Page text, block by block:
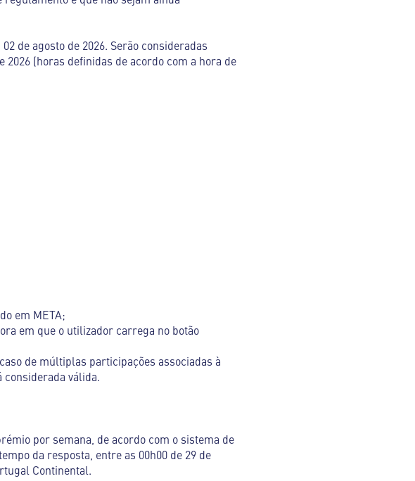
de agosto de 2026. Serão consideradas
2026 (horas definidas de acordo com a hora de
em META;
em que o utilizador carrega no botão
de múltiplas participações associadas à
válida.
por semana, de acordo com o sistema de
da resposta, entre as 00h00 de 29 de
Continental.